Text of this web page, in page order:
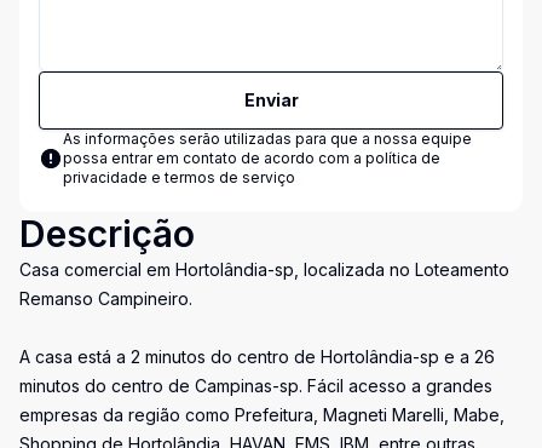
Enviar
As informações serão utilizadas para que a nossa equipe
possa entrar em contato de acordo com a política de
privacidade e termos de serviço
Descrição
Casa comercial em Hortolândia-sp, localizada no Loteamento
Remanso Campineiro.
A casa está a 2 minutos do centro de Hortolândia-sp e a 26
minutos do centro de Campinas-sp. Fácil acesso a grandes
empresas da região como Prefeitura, Magneti Marelli, Mabe,
Shopping de Hortolândia, HAVAN, EMS, IBM, entre outras.